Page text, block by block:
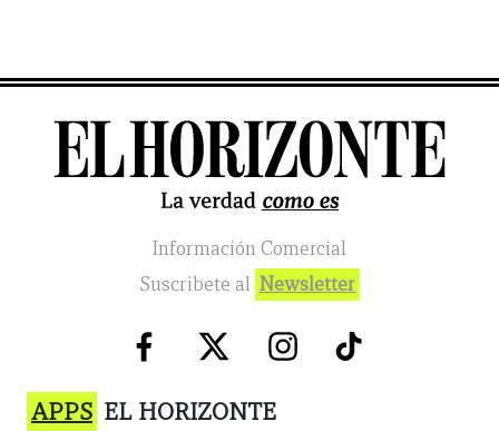
Información Comercial
Suscribete al Newsletter
APPS EL HORIZONTE